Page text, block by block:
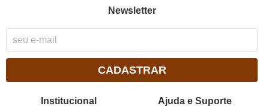
Newsletter
CADASTRAR
Institucional Ajuda e Suporte